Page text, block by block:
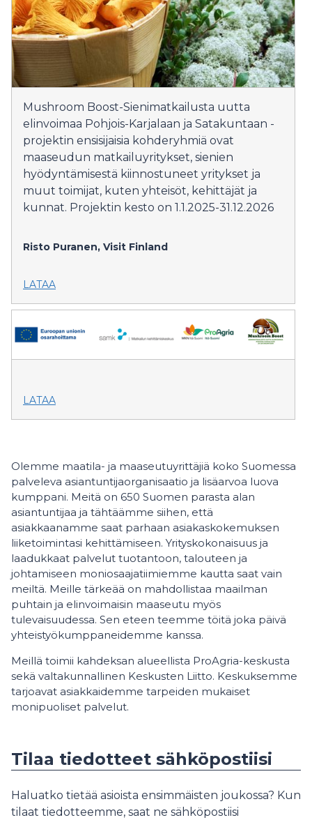
Mushroom Boost-Sienimatkailusta uutta
elinvoimaa Pohjois-Karjalaan ja Satakuntaan -
projektin ensisijaisia kohderyhmiä ovat
maaseudun matkailuyritykset, sienien
hyödyntämisestä kiinnostuneet yritykset ja
muut toimijat, kuten yhteisöt, kehittäjät ja
kunnat. Projektin kesto on 1.1.2025-31.12.2026
Risto Puranen, Visit Finland
LATAA
LATAA
Olemme maatila- ja maaseutuyrittäjiä koko Suomessa
palveleva asiantuntijaorganisaatio ja lisäarvoa luova
kumppani. Meitä on 650 Suomen parasta alan
asiantuntijaa ja tähtäämme siihen, että
asiakkaanamme saat parhaan asiakaskokemuksen
liiketoimintasi kehittämiseen. Yrityskokonaisuus ja
laadukkaat palvelut tuotantoon, talouteen ja
johtamiseen moniosaajatiimiemme kautta saat vain
meiltä. Meille tärkeää on mahdollistaa maailman
puhtain ja elinvoimaisin maaseutu myös
tulevaisuudessa. Sen eteen teemme töitä joka päivä
yhteistyökumppaneidemme kanssa.
Meillä toimii kahdeksan alueellista ProAgria-keskusta
sekä valtakunnallinen Keskusten Liitto. Keskuksemme
tarjoavat asiakkaidemme tarpeiden mukaiset
monipuoliset palvelut.
Tilaa tiedotteet sähköpostiisi
Haluatko tietää asioista ensimmäisten joukossa? Kun
tilaat tiedotteemme, saat ne sähköpostiisi